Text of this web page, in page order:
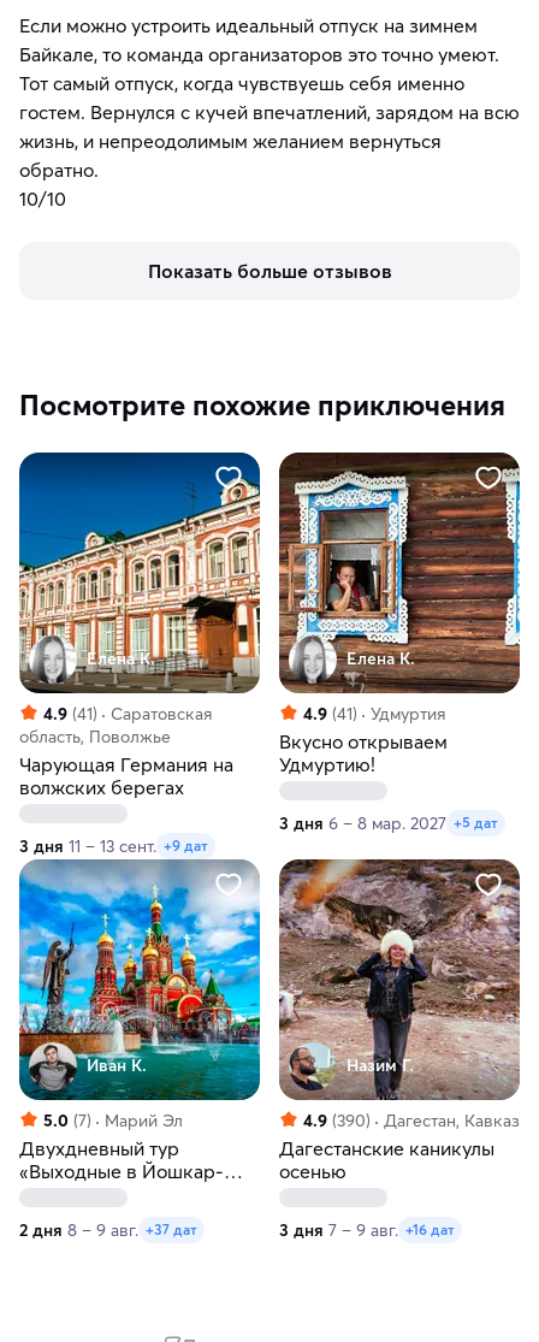
Если можно устроить идеальный отпуск на зимнем
Байкале, то команда организаторов это точно умеют.
Тот самый отпуск, когда чувствуешь себя именно
гостем. Вернулся с кучей впечатлений, зарядом на всю
жизнь, и непреодолимым желанием вернуться
обратно.
10/10
Показать больше отзывов
Посмотрите похожие приключения
Елена К.
4.9 (41)
Саратовская
область, Поволжье
Чарующая Германия на
волжских берегах
3 дня 11 – 13 сент. +9 дат
Елена К.
4.9 (41) Удмуртия
Вкусно открываем
Удмуртию!
3 дня 6 – 8 мар. 2027 +5 дат
Иван К.
5.0 (7) Марий Эл
Двухдневный тур
«Выходные в Йошкар-
2 дня 8 – 9 авг. +37 дат
Назим Г.
4.9 (390) Дагестан, Кавказ
Дагестанские каникулы
осенью
3 дня 7 – 9 авг. +16 дат